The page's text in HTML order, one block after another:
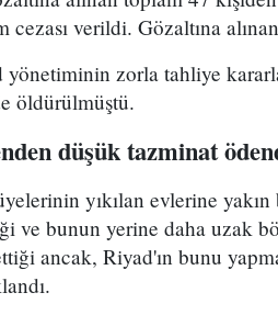
verildi. Gözaltına
zorla tahliye
öldürülmüştü.
düşük tazminat
yıkılan evlerine
ve bunun yerine daha uzak
ancak, Riyad'ın bunu